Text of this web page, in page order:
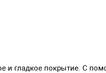
и гладкое покрытие. С